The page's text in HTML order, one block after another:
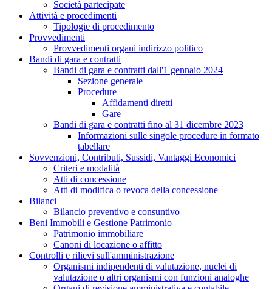
Società partecipate
Attività e procedimenti
Tipologie di procedimento
Provvedimenti
Provvedimenti organi indirizzo politico
Bandi di gara e contratti
Bandi di gara e contratti dall'1 gennaio 2024
Sezione generale
Procedure
Affidamenti diretti
Gare
Bandi di gara e contratti fino al 31 dicembre 2023
Informazioni sulle singole procedure in formato
tabellare
Sovvenzioni, Contributi, Sussidi, Vantaggi Economici
Criteri e modalità
Atti di concessione
Atti di modifica o revoca della concessione
Bilanci
Bilancio preventivo e consuntivo
Beni Immobili e Gestione Patrimonio
Patrimonio immobiliare
Canoni di locazione o affitto
Controlli e rilievi sull'amministrazione
Organismi indipendenti di valutazione, nuclei di
valutazione o altri organismi con funzioni analoghe